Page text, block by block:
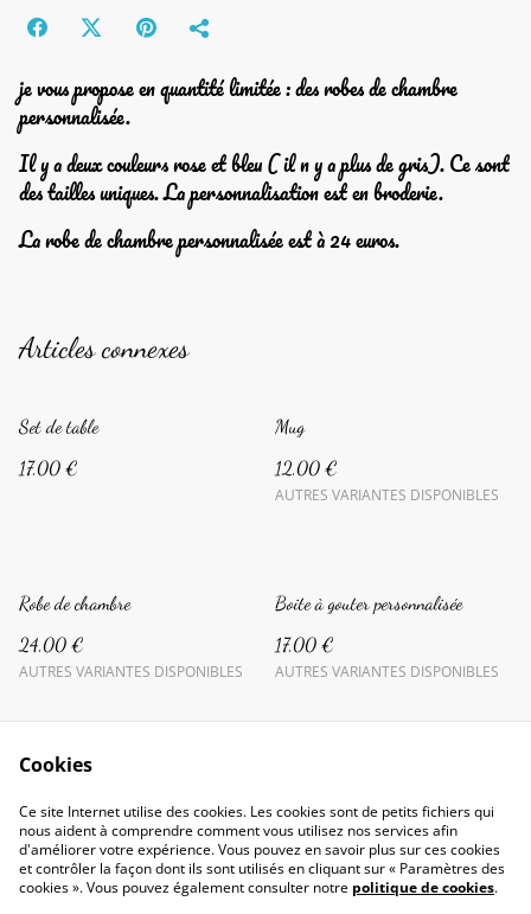
je vous propose en quantité limitée : des robes de chambre
personnalisée.
Il y a deux couleurs rose et bleu ( il n y a plus de gris). Ce sont
des tailles uniques. La personnalisation est en broderie.
La robe de chambre personnalisée est à 24 euros.
Articles connexes
Set de table
17,00 €
Mug
12,00 €
AUTRES VARIANTES DISPONIBLES
Robe de chambre
24,00 €
AUTRES VARIANTES DISPONIBLES
Boite à gouter personnalisée
17,00 €
AUTRES VARIANTES DISPONIBLES
Conditions générales
Politique de confidentialité
Politique de cookies
Cookies
Ce site Internet utilise des cookies. Les cookies sont de petits fichiers qui
nous aident à comprendre comment vous utilisez nos services afin
d'améliorer votre expérience. Vous pouvez en savoir plus sur ces cookies
et contrôler la façon dont ils sont utilisés en cliquant sur « Paramètres des
cookies ». Vous pouvez également consulter notre politique de cookies.